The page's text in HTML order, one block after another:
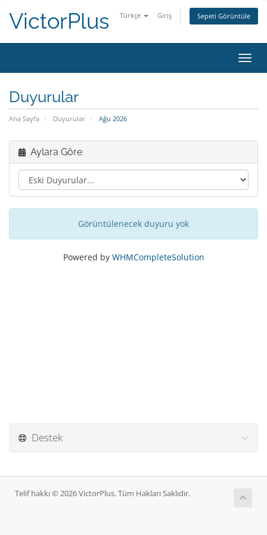
Türkçe Giriş Sepeti Görüntüle
VictorPlus
Duyurular
Ana Sayfa Duyurular Ağu 2026
Aylara Göre
Görüntülenecek duyuru yok
Powered by WHMCompleteSolution
Destek
Telif hakkı © 2026 VictorPlus. Tüm Hakları Saklıdır.